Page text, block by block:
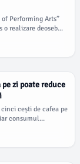
Performing Arts”
o realizare deoseb...
zi poate reduce
cești de cafea pe
consumul...